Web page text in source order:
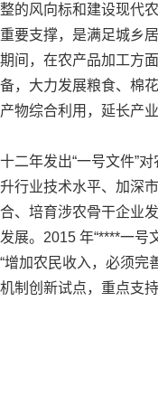
的风向标和建设现代
要支撑，是满足城乡
间，在农产品加工方
，大力发展粮食、棉
物综合利用，延长产业
二年发出“一号文件”
行业技术水平、加深
、培育涉农骨干企业
展。2015 年“****一号
加农民收入，必须完
制创新试点，重点支